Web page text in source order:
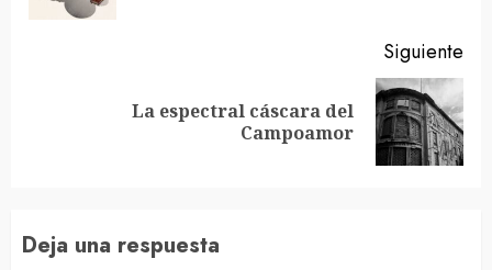
Siguiente
La espectral cáscara del
Campoamor
Deja una respuesta